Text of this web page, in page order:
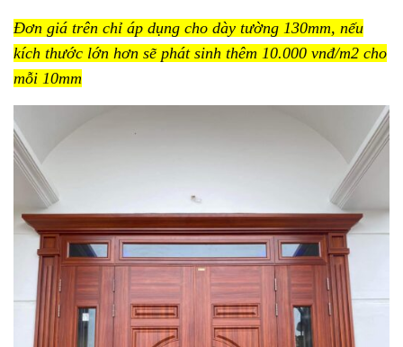
Đơn giá trên chỉ áp dụng cho dày tường 130mm, nếu
kích thước lớn hơn sẽ phát sinh thêm 10.000 vnđ/m2 cho
mỗi 10mm